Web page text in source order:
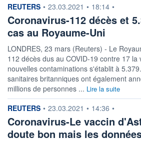
information fournie par
REUTERS • 23.03.2021 • 18:14 •
Coronavirus-112 décès et
cas au Royaume-Uni
LONDRES, 23 mars (Reuters) - Le
112 décès dus au COVID-19 contre 17
nouvelles contaminations s'établit à
sanitaires britanniques ont également
millions de personnes ... Lire la suite
information fournie par
REUTERS • 23.03.2021 • 14:36 •
Coronavirus-Le vaccin
doute bon mais les